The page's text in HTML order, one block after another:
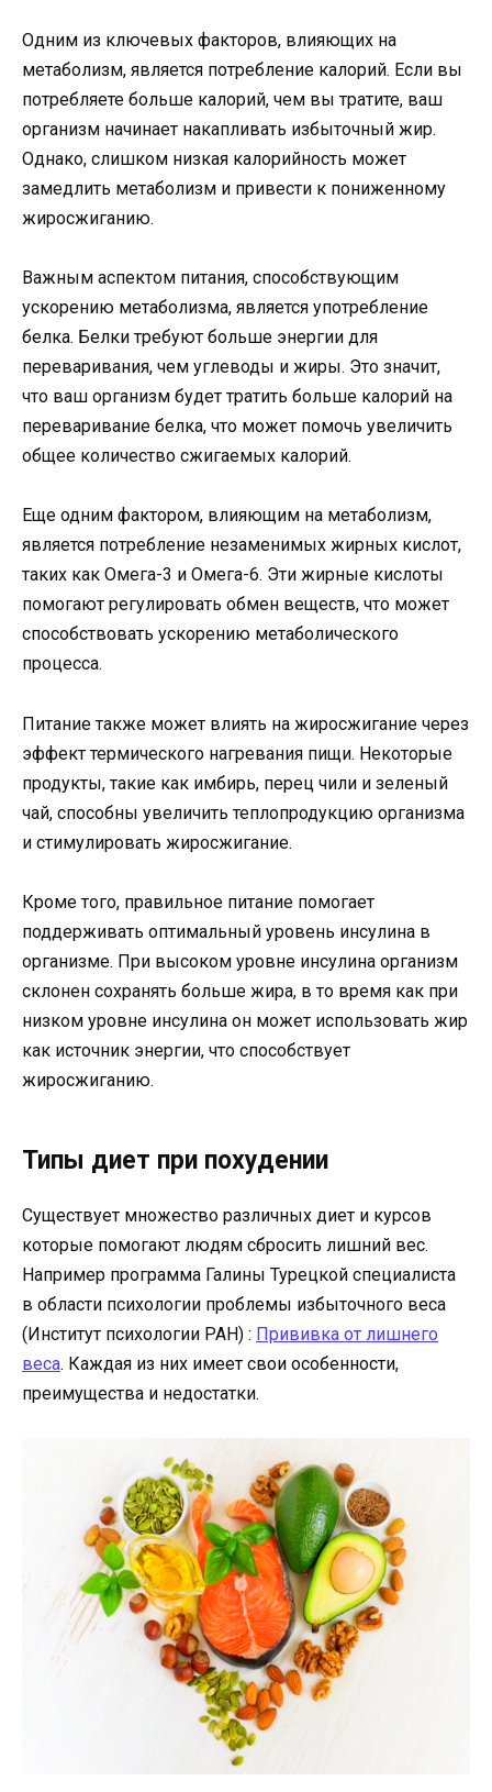
Одним из ключевых факторов, влияющих на
метаболизм, является потребление калорий. Если вы
потребляете больше калорий, чем вы тратите, ваш
организм начинает накапливать избыточный жир.
Однако, слишком низкая калорийность может
замедлить метаболизм и привести к пониженному
жиросжиганию.
Важным аспектом питания, способствующим
ускорению метаболизма, является употребление
белка. Белки требуют больше энергии для
переваривания, чем углеводы и жиры. Это значит,
что ваш организм будет тратить больше калорий на
переваривание белка, что может помочь увеличить
общее количество сжигаемых калорий.
Еще одним фактором, влияющим на метаболизм,
является потребление незаменимых жирных кислот,
таких как Омега-3 и Омега-6. Эти жирные кислоты
помогают регулировать обмен веществ, что может
способствовать ускорению метаболического
процесса.
Питание также может влиять на жиросжигание через
эффект термического нагревания пищи. Некоторые
продукты, такие как имбирь, перец чили и зеленый
чай, способны увеличить теплопродукцию организма
и стимулировать жиросжигание.
Кроме того, правильное питание помогает
поддерживать оптимальный уровень инсулина в
организме. При высоком уровне инсулина организм
склонен сохранять больше жира, в то время как при
низком уровне инсулина он может использовать жир
как источник энергии, что способствует
жиросжиганию.
Типы диет при похудении
Существует множество различных диет и курсов
которые помогают людям сбросить лишний вес.
Например программа Галины Турецкой специалиста
в области психологии проблемы избыточного веса
(Институт психологии РАН) : Прививка от лишнего
веса. Каждая из них имеет свои особенности,
преимущества и недостатки.